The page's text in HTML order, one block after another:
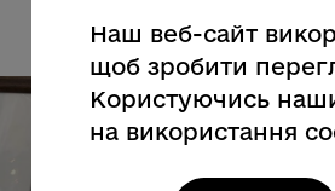
Наш веб-сайт
щоб зробити
Користуючись
на використання